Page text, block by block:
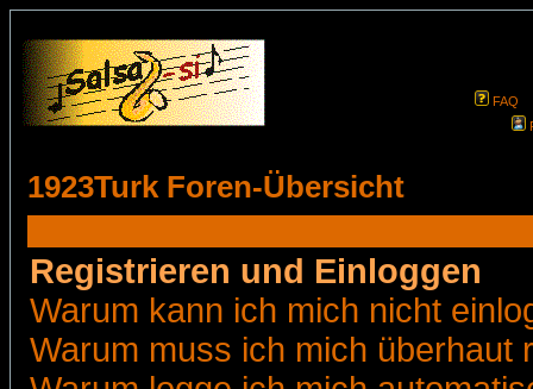
FAQ
1923Turk Foren-Übersicht
Registrieren und Einloggen
Warum kann ich mich nicht
Warum muss ich mich überhaut